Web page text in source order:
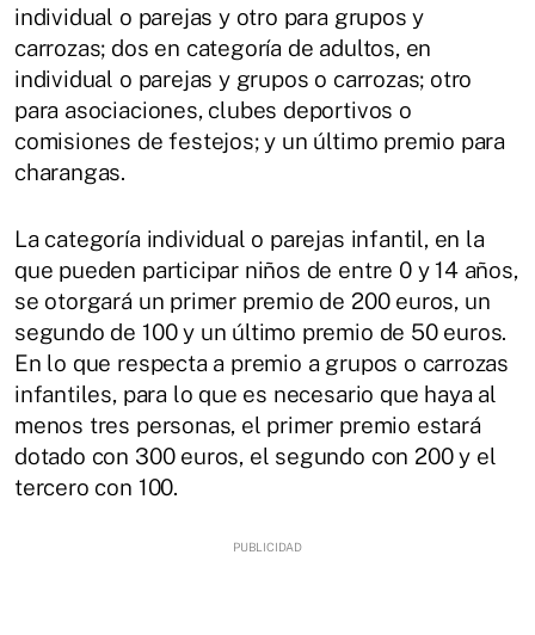
individual o parejas y otro para grupos y
carrozas; dos en categoría de adultos, en
individual o parejas y grupos o carrozas; otro
para asociaciones, clubes deportivos o
comisiones de festejos; y un último premio para
charangas.
La categoría individual o parejas infantil, en la
que pueden participar niños de entre 0 y 14 años,
se otorgará un primer premio de 200 euros, un
segundo de 100 y un último premio de 50 euros.
En lo que respecta a premio a grupos o carrozas
infantiles, para lo que es necesario que haya al
menos tres personas, el primer premio estará
dotado con 300 euros, el segundo con 200 y el
tercero con 100.